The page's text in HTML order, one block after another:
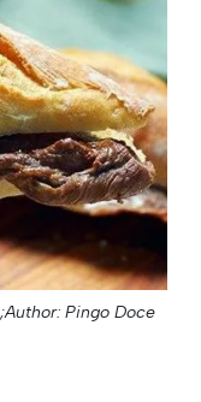
Author: Pingo Doce;